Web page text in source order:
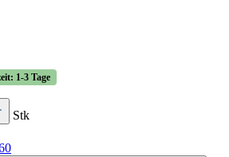
1-3 Tage
Stk